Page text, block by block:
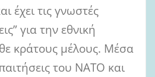
έχει τις γνωστές
για την εθνική
κράτους μέλους. Μέσα
του ΝΑΤΟ και